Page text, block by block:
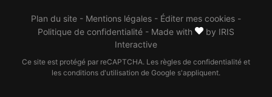
Plan du site - Mentions légales - Éditer mes cookies -
Politique de confidentialité - Made with by IRIS
Interactive
Ce site est protégé par reCAPTCHA. Les règles de confidentialité et
les conditions d'utilisation de Google s'appliquent.